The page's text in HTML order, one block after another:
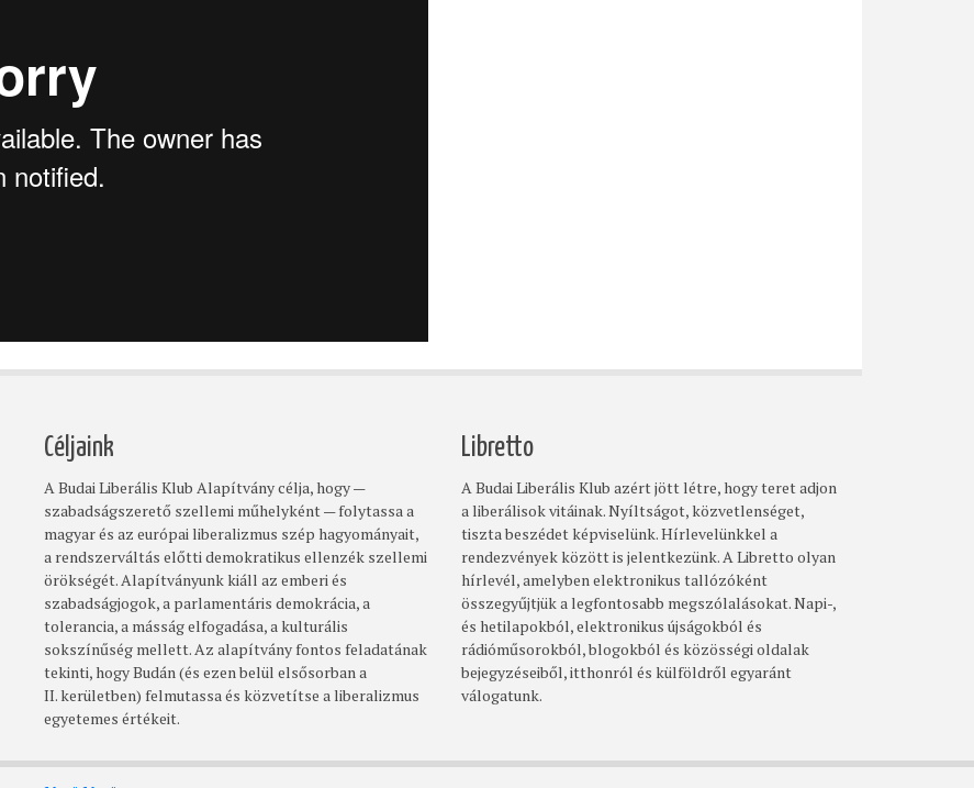
Céljaink
A Budai Liberális Klub Alapítvány célja, hogy —
szabadságszerető szellemi műhelyként — folytassa a
magyar és az európai liberalizmus szép hagyományait,
a rendszerváltás előtti demokratikus ellenzék szellemi
örökségét. Alapítványunk kiáll az emberi és
szabadságjogok, a parlamentáris demokrácia, a
tolerancia, a másság elfogadása, a kulturális
sokszínűség mellett. Az alapítvány fontos feladatának
tekinti, hogy Budán (és ezen belül elsősorban a
II. kerületben) felmutassa és közvetítse a liberalizmus
egyetemes értékeit.
Libretto
A Budai Liberális Klub azért jött létre, hogy teret adjon
a liberálisok vitáinak. Nyíltságot, közvetlenséget,
tiszta beszédet képviselünk. Hírlevelünkkel a
rendezvények között is jelentkezünk. A Libretto olyan
hírlevél, amelyben elektronikus tallózóként
összegyűjtjük a legfontosabb megszólalásokat. Napi-,
és hetilapokból, elektronikus újságokból és
rádióműsorokból, blogokból és közösségi oldalak
bejegyzéseiből, itthonról és külföldről egyaránt
válogatunk.